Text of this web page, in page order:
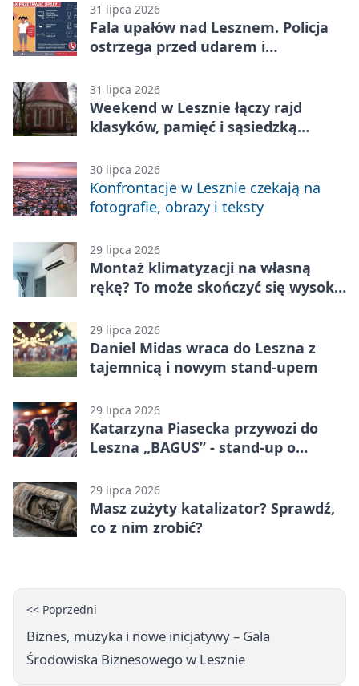
31 lipca 2026
Fala upałów nad Lesznem. Policja
ostrzega przed udarem i
31 lipca 2026
Weekend w Lesznie łączy rajd
klasyków, pamięć i sąsiedzką
30 lipca 2026
Konfrontacje w Lesznie czekają na
fotografie, obrazy i teksty
29 lipca 2026
Montaż klimatyzacji na własną
rękę? To może skończyć się wysoką
29 lipca 2026
Daniel Midas wraca do Leszna z
tajemnicą i nowym stand-upem
29 lipca 2026
Katarzyna Piasecka przywozi do
Leszna „BAGUS” - stand-up o
29 lipca 2026
Masz zużyty katalizator? Sprawdź,
co z nim zrobić?
<< Poprzedni
Biznes, muzyka i nowe inicjatywy – Gala
Środowiska Biznesowego w Lesznie